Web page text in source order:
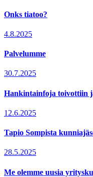
Onks tiatoo?
4.8.2025
Palvelumme
30.7.2025
Hankintainfoja toivottiin
12.6.2025
Tapio Sompista
28.5.2025
Me olemme uusia